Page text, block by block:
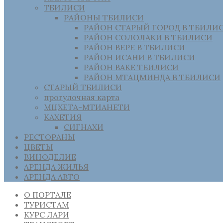
ТБИЛИСИ
РАЙОНЫ ТБИЛИСИ
РАЙОН СТАРЫЙ ГОРОД В
РАЙОН СОЛОЛАКИ В ТБИЛИСИ
РАЙОН ВЕРЕ В ТБИЛИСИ
РАЙОН ИСАНИ В ТБИЛИСИ
РАЙОН ВАКЕ ТБИЛИСИ
РАЙОН МТАЦМИНДА В ТБИЛИСИ
СТАРЫЙ ТБИЛИСИ
прогулочная карта
МЦХЕТА-МТИАНЕТИ
КАХЕТИЯ
СИГНАХИ
РЕСТОРАНЫ
ЦВЕТЫ
ВИНОДЕЛИЕ
АРЕНДА ЖИЛЬЯ
АРЕНДА АВТО
О ПОРТАЛЕ
ТУРИСТАМ
КУРС ЛАРИ